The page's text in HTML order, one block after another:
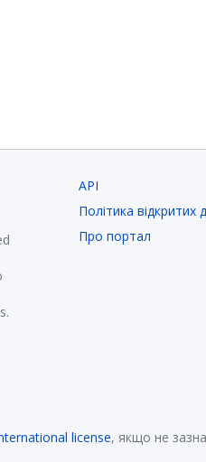
API
Політика відкритих
Про портал
license, якщо не